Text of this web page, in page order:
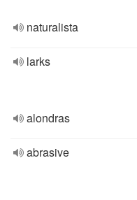
naturalista
larks
alondras
abrasive